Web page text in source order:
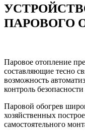
ПАРОВОГО
Паровое отопление
составляющие тесно
возможность
контроль
Паровой обогрев
хозяйственных
самостоятельного